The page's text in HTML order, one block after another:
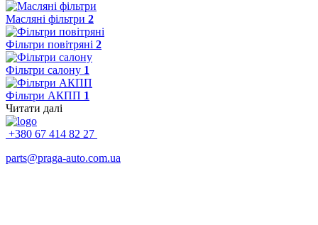
Масляні фільтри 2
Фільтри повітряні 2
Фільтри салону 1
Фільтри АКПП 1
Читати далі
+380 67 414 82 27
parts@praga-auto.com.ua